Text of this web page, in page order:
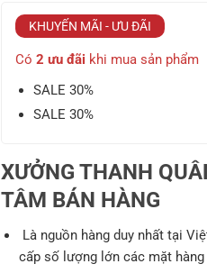
là:
KHUYẾN MÃI - ƯU ĐÃI
Có 2 ưu đãi khi mua sản phẩm
SALE 30%
SALE 30%
XƯỞNG THANH
TÂM BÁN HÀNG
Là nguồn hàng duy nhất tại
cấp số lượng lớn các mặt